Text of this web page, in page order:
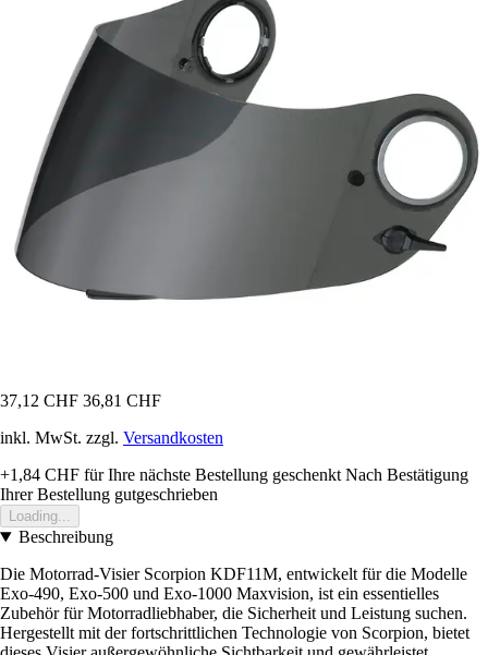
37,12 CHF 36,81 CHF
inkl. MwSt. zzgl. Versandkosten
+1,84 CHF für Ihre nächste Bestellung geschenkt Nach Bestätigung
Ihrer Bestellung gutgeschrieben
Loading...
Beschreibung
Die Motorrad-Visier Scorpion KDF11M, entwickelt für die Modelle
Exo-490, Exo-500 und Exo-1000 Maxvision, ist ein essentielles
Zubehör für Motorradliebhaber, die Sicherheit und Leistung suchen.
Hergestellt mit der fortschrittlichen Technologie von Scorpion, bietet